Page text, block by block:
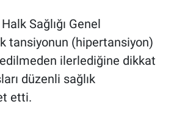
Halk Sağlığı Genel
tansiyonun (hipertansiyon)
ilerlediğine dikkat
düzenli sağlık
etti.